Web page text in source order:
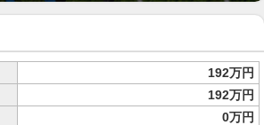
192万円
192万円
0万円